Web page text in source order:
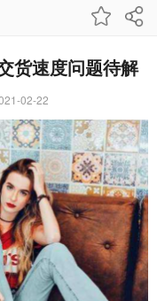
货速度问题待解
02-22